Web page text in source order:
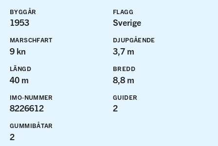
BYGGÅR
1953
FLAGG
Sverige
MARSCHFART
9 kn
DJUPGÅENDE
3,7 m
LÄNGD
40 m
BREDD
8,8 m
IMO-NUMMER
8226612
GUIDER
2
GUMMIBÅTAR
2